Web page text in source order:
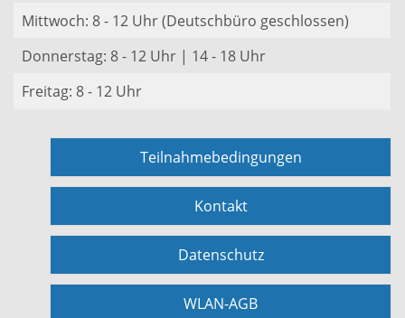
Mittwoch: 8 - 12 Uhr (Deutschbüro geschlossen)
Donnerstag: 8 - 12 Uhr | 14 - 18 Uhr
Freitag: 8 - 12 Uhr
Teilnahmebedingungen
Kontakt
Datenschutz
WLAN-AGB